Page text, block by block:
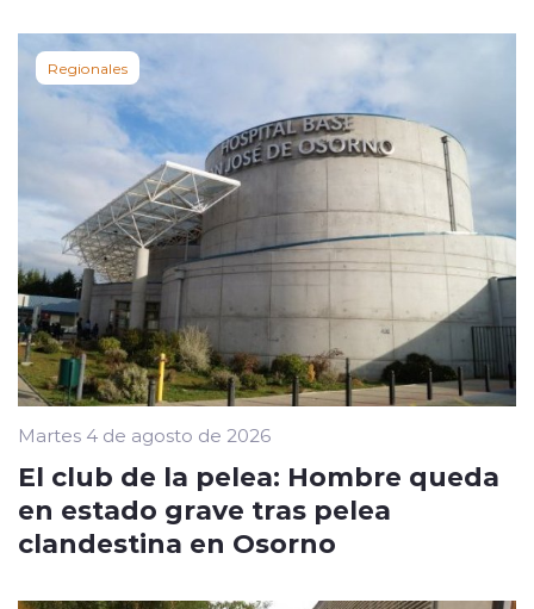
Regionales
Martes 4 de agosto de 2026
El club de la pelea: Hombre queda
en estado grave tras pelea
clandestina en Osorno